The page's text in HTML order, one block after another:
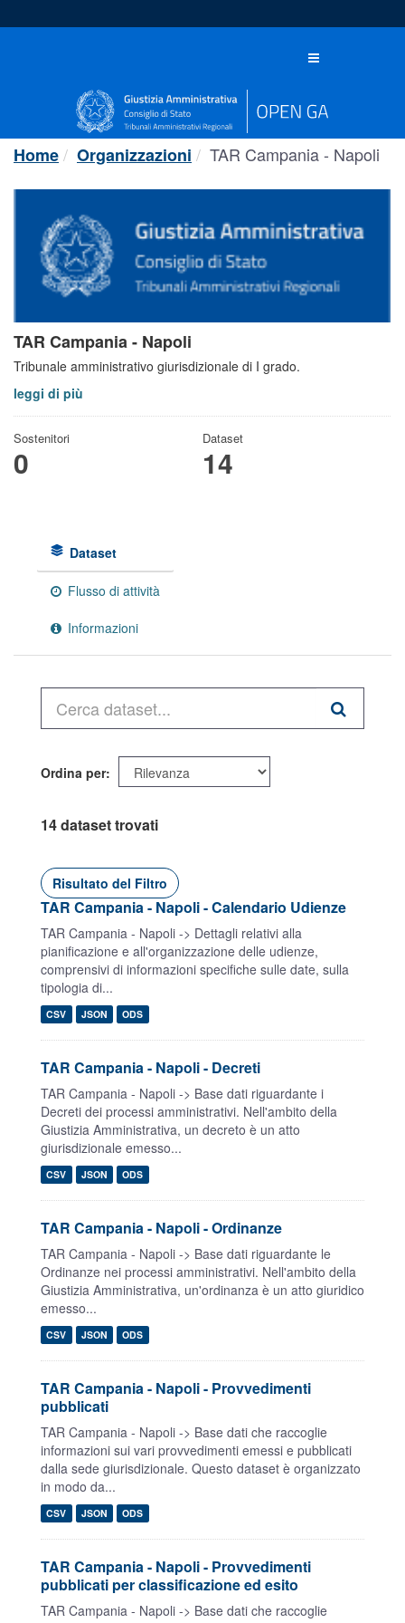
al
Toggle
Home Organizzazioni TAR Campania - Napoli
TAR Campania - Napoli
Tribunale amministrativo giurisdizionale di I grado.
leggi di più
Sostenitori
0
Dataset
14
Dataset
Flusso di attività
Informazioni
Ordina per
14 dataset trovati
Risultato del Filtro
TAR Campania - Napoli - Calendario Udienze
TAR Campania - Napoli -> Dettagli relativi alla
pianificazione e all'organizzazione delle udienze,
comprensivi di informazioni specifiche sulle date, sulla
tipologia di...
CSV JSON ODS
TAR Campania - Napoli - Decreti
TAR Campania - Napoli -> Base dati riguardante i
Decreti dei processi amministrativi. Nell'ambito della
Giustizia Amministrativa, un decreto è un atto
giurisdizionale emesso...
CSV JSON ODS
TAR Campania - Napoli - Ordinanze
TAR Campania - Napoli -> Base dati riguardante le
Ordinanze nei processi amministrativi. Nell'ambito della
Giustizia Amministrativa, un'ordinanza è un atto giuridico
emesso...
CSV JSON ODS
TAR Campania - Napoli - Provvedimenti
pubblicati
TAR Campania - Napoli -> Base dati che raccoglie
informazioni sui vari provvedimenti emessi e pubblicati
dalla sede giurisdizionale. Questo dataset è organizzato
in modo da...
CSV JSON ODS
TAR Campania - Napoli - Provvedimenti
pubblicati per classificazione ed esito
TAR Campania - Napoli -> Base dati che raccoglie